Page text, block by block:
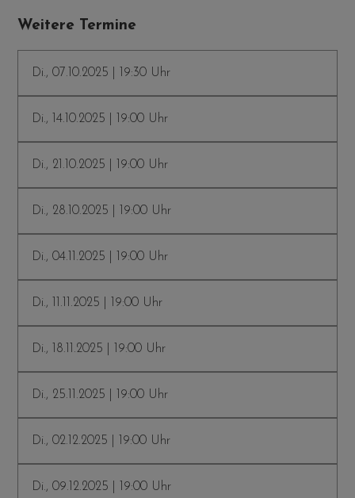
Weitere Termine
Di., 07.10.2025 | 19:30 Uhr
Di., 14.10.2025 | 19:00 Uhr
Di., 21.10.2025 | 19:00 Uhr
Di., 28.10.2025 | 19:00 Uhr
Di., 04.11.2025 | 19:00 Uhr
Di., 11.11.2025 | 19:00 Uhr
Di., 18.11.2025 | 19:00 Uhr
Di., 25.11.2025 | 19:00 Uhr
Di., 02.12.2025 | 19:00 Uhr
Di., 09.12.2025 | 19:00 Uhr